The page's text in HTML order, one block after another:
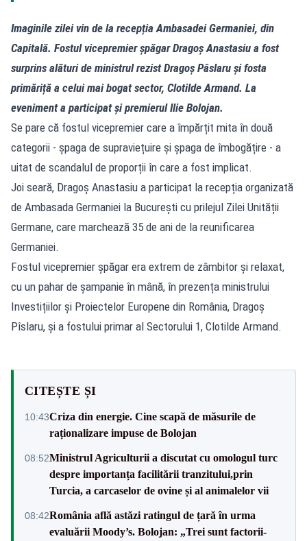
Imaginile zilei vin de la recepția Ambasadei Germaniei, din
Capitală. Fostul vicepremier șpăgar Dragoș Anastasiu a fost
surprins alături de ministrul rezist Dragoș Pâslaru și fosta
primăriță a celui mai bogat sector, Clotilde Armand. La
eveniment a participat și premierul Ilie Bolojan.
Se pare că fostul vicepremier care a împărțit mita în două
categorii - șpaga de supraviețuire și șpaga de îmbogățire - a
uitat de scandalul de proporții în care a fost implicat.
Joi seară, Dragoș Anastasiu a participat la recepția organizată
de Ambasada Germaniei la București cu prilejul Zilei Unității
Germane, care marchează 35 de ani de la reunificarea
Germaniei.
Fostul vicepremier șpăgar era extrem de zâmbitor și relaxat,
cu un pahar de șampanie în mână, în prezența ministrului
Investițiilor și Proiectelor Europene din România, Dragoș
Pîslaru, și a fostului primar al Sectorului 1, Clotilde Armand.
CITEȘTE ȘI
10:43Criza din energie. Cine scapă de măsurile de
raționalizare impuse de Bolojan
08:52Ministrul Agriculturii a discutat cu omologul turc
despre importanța facilitării tranzitului,prin
Turcia, a carcaselor de ovine și al animalelor vii
08:42România află astăzi ratingul de țară în urma
evaluării Moody’s. Bolojan: „Trei sunt factorii-